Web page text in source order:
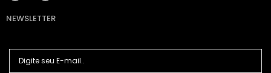
NEWSLETTER